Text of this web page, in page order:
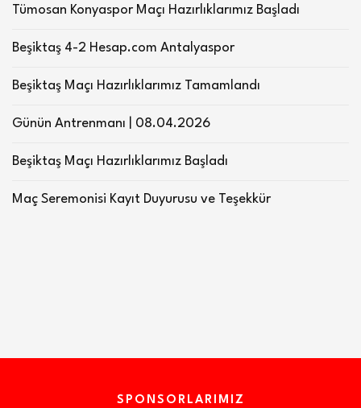
Tümosan Konyaspor Maçı Hazırlıklarımız Başladı
Beşiktaş 4-2 Hesap.com Antalyaspor
Beşiktaş Maçı Hazırlıklarımız Tamamlandı
Günün Antrenmanı | 08.04.2026
Beşiktaş Maçı Hazırlıklarımız Başladı
Maç Seremonisi Kayıt Duyurusu ve Teşekkür
SPONSORLARIMIZ